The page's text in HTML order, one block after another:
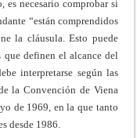
necesario comprobar si
“están comprendidos
la cláusula. Esto puede
definen el alcance del
interpretarse según las
la Convención de Viena
de 1969, en la que tanto
desde 1986.